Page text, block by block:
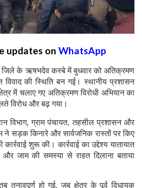
updates on WhatsApp
जिले के ऋषभदेव कस्बे में बुधवार को अतिक्रमण
विवाद की स्थिति बन गई। स्थानीय प्रशासन
में चलाए गए अतिक्रमण विरोधी अभियान का
विरोध और बढ़ गया।
विभाग, ग्राम पंचायत, तहसील प्रशासन और
सड़क किनारे और सार्वजनिक रास्तों पर किए
शुरू की। कार्रवाई का उद्देश्य यातायात
जाम की समस्या से राहत दिलाना बताया
तनावपूर्ण हो गई, जब क्षेत्र के पूर्व विधायक